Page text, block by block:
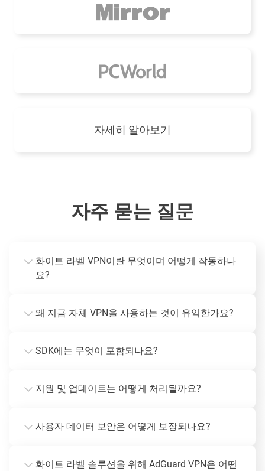
자세히 알아보기
자주 묻는 질문
화이트 라벨 VPN이란 무엇이며 어떻게 작동하나
요?
왜 지금 자체 VPN을 사용하는 것이 유익한가요?
SDK에는 무엇이 포함되나요?
지원 및 업데이트는 어떻게 처리될까요?
사용자 데이터 보안은 어떻게 보장되나요?
화이트 라벨 솔루션을 위해 AdGuard VPN은 어떤